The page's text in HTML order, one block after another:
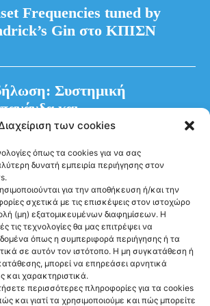
των cookies
όπως τα cookies για να σας
δυνατή εμπειρία περιήγησης στον
για την αποθήκευση ή/και την
σχετικά με τις επισκέψεις στον ιστοχώρο
(μη) εξατομικευμένων διαφημίσεων. Η
τις τεχνολογίες θα μας επιτρέψει να
όπως η συμπεριφορά περιήγησης ή τα
σε αυτόν τον ιστότοπο. Η μη συγκατάθεση ή
μπορεί να επηρεάσει αρνητικά
και χαρακτηριστικά.
περισσότερες πληροφορίες για τα cookies
και γιατί τα χρησιμοποιούμε και πώς μπορείτε
Frequencies tuned by
Gin στο ΚΠΙΣΝ
Συστημική
και
– η